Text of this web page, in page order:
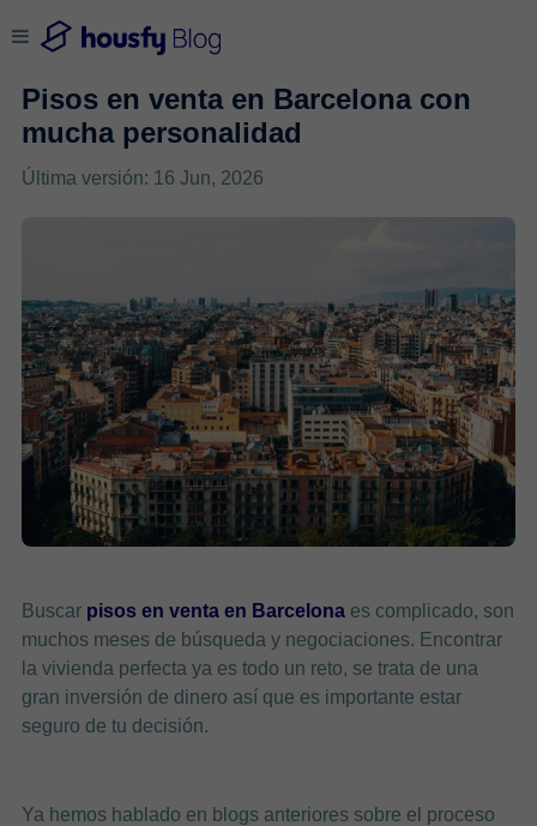
Pisos en venta en Barcelona con
mucha personalidad
Última versión: 16 Jun, 2026
Buscar pisos en venta en Barcelonaes complicado, son
muchos meses de búsqueda y negociaciones. Encontrar
la vivienda perfecta ya es todo un reto, se trata de una
gran inversión de dinero así que es importante estar
seguro de tu decisión.
Ya hemos hablado en blogs anteriores sobre el proceso